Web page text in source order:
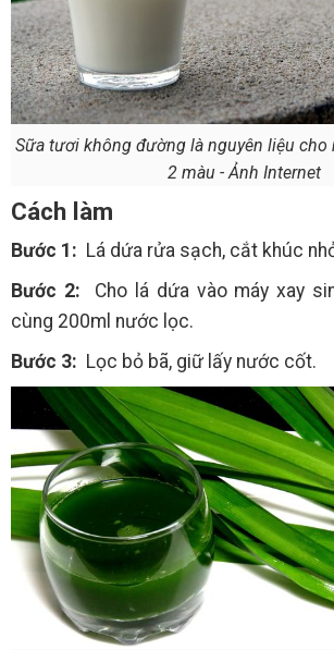
Sữa tươi không đường là nguyên liệu cho
2 màu - Ảnh Internet
Cách làm
Bước 1: Lá dứa rửa sạch, cắt khúc
Bước 2:
Cho lá dứa vào máy xay
cùng 200ml nước lọc.
Bước 3: Lọc bỏ bã, giữ lấy nước cốt.